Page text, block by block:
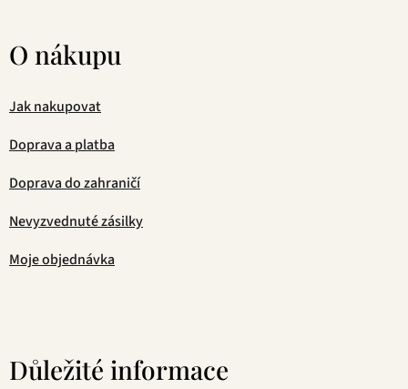
O nákupu
Jak nakupovat
Doprava a platba
Doprava do zahraničí
Nevyzvednuté zásilky
Moje objednávka
Důležité informace